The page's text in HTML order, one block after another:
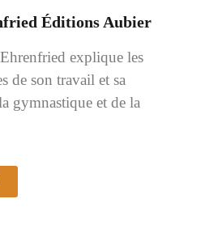
Éditions Aubier
explique les
de son travail et sa
gymnastique et de la